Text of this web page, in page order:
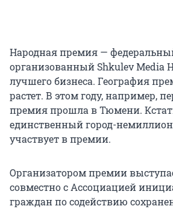
Народная премия —
организованный Shkulev Media
лучшего бизнеса. География
растет. В этом году, например,
премия прошла в Тюмени.
единственный город-
участвует в премии.
Организатором премии
совместно с Ассоциацией
граждан по содействию